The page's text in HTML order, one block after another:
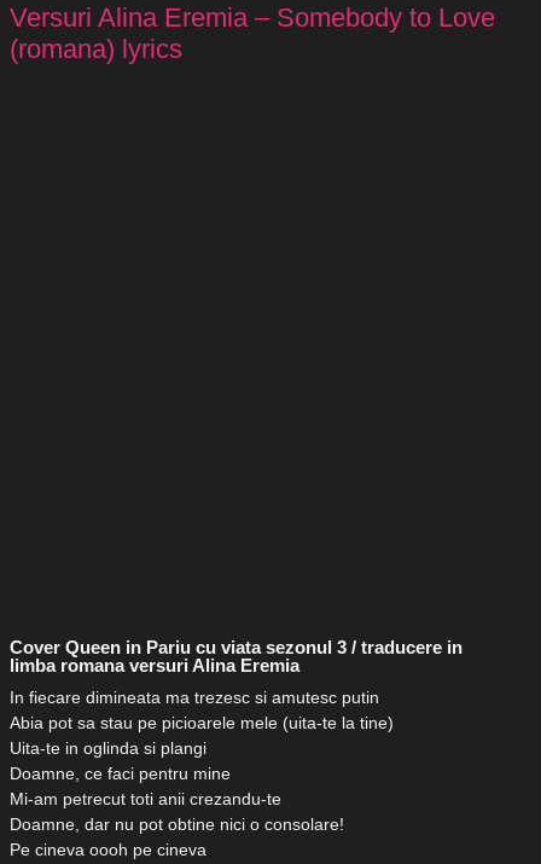
Versuri Alina Eremia – Somebody to Love
(romana) lyrics
Cover Queen in Pariu cu viata sezonul 3 / traducere in
limba romana versuri Alina Eremia
In fiecare dimineata ma trezesc si amutesc putin
Abia pot sa stau pe picioarele mele (uita-te la tine)
Uita-te in oglinda si plangi
Doamne, ce faci pentru mine
Mi-am petrecut toti anii crezandu-te
Doamne, dar nu pot obtine nici o consolare!
Pe cineva oooh pe cineva